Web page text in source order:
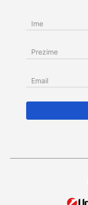
Ime
Prezime
Email